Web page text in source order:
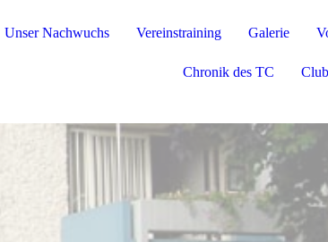
Unser Nachwuchs Vereinstraining Galerie
Chronik des TC